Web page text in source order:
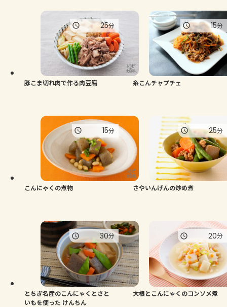
豚こま切れ肉で作る肉豆腐
25分
糸こんチャプチェ
15分
こんにゃくの煮物
15分
さやいんげんの炒め煮
25分
とちぎ名産のこんにゃくとさと
いもを使った けんちん
30分
大根とこんにゃくのコンソメ煮
20分